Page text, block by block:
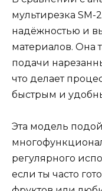
мультирезка SM-
надёжностью и
материалов. Она
подачи
что делает
быстрым и
Эта модель
регулярного
если ты часто